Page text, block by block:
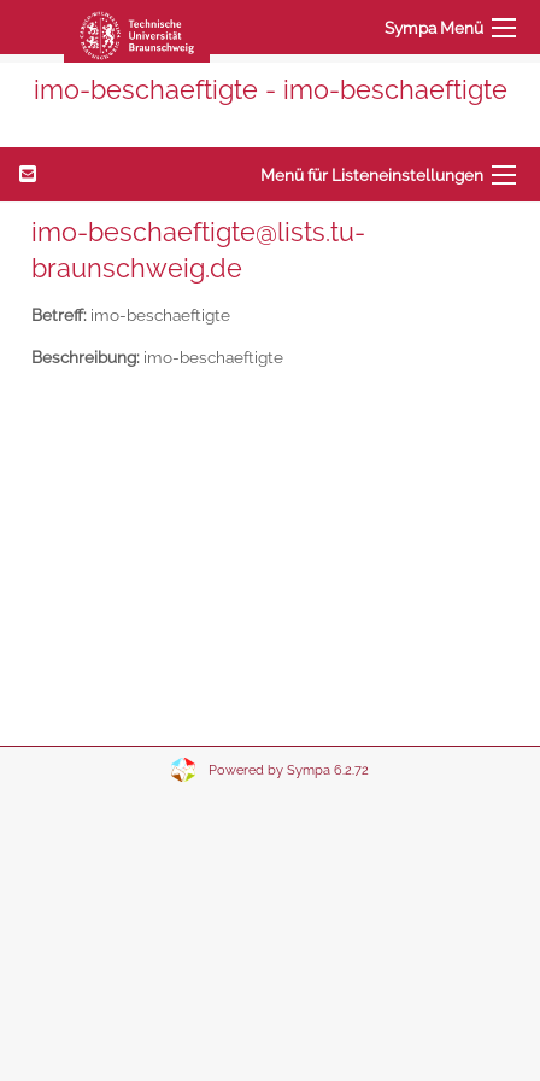
Sympa Menü
imo-beschaeftigte - imo-beschaeftigte
Menü für Listeneinstellungen
imo-beschaeftigte@lists.tu-
braunschweig.de
Betreff: imo-beschaeftigte
Beschreibung: imo-beschaeftigte
Powered by Sympa 6.2.72